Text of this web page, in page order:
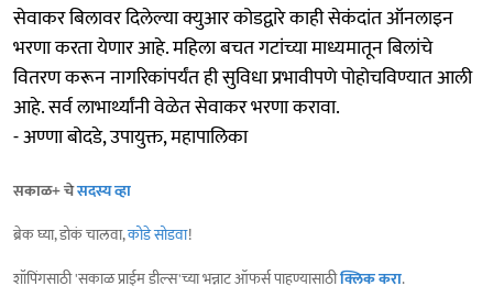
सेवाकर बिलावर दिलेल्या क्युआर कोडद्वारे काही सेकंदांत ऑनलाइन
भरणा करता येणार आहे. महिला बचत गटांच्या माध्यमातून बिलांचे
वितरण करून नागरिकांपर्यंत ही सुविधा प्रभावीपणे पोहोचविण्यात आली
आहे. सर्व लाभार्थ्यांनी वेळेत सेवाकर भरणा करावा.
- अण्णा बोदडे, उपायुक्त, महापालिका
सकाळ+ चेसदस्य व्हा
ब्रेक घ्या, डोकं चालवा,कोडे सोडवा!
शॉपिंगसाठी 'सकाळ प्राईम डील्स'च्या भन्नाट ऑफर्स पाहण्यासाठीक्लिक करा.